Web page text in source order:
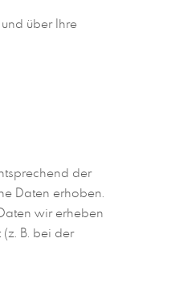
über Ihre
der
Daten erhoben.
wir erheben
B. bei der